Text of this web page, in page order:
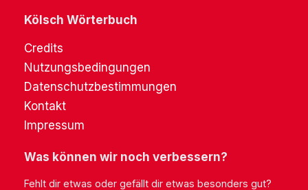
Kölsch Wörterbuch
Credits
Nutzungsbedingungen
Datenschutzbestimmungen
Kontakt
Impressum
Was können wir noch verbessern?
Fehlt dir etwas oder gefällt dir etwas besonders gut?